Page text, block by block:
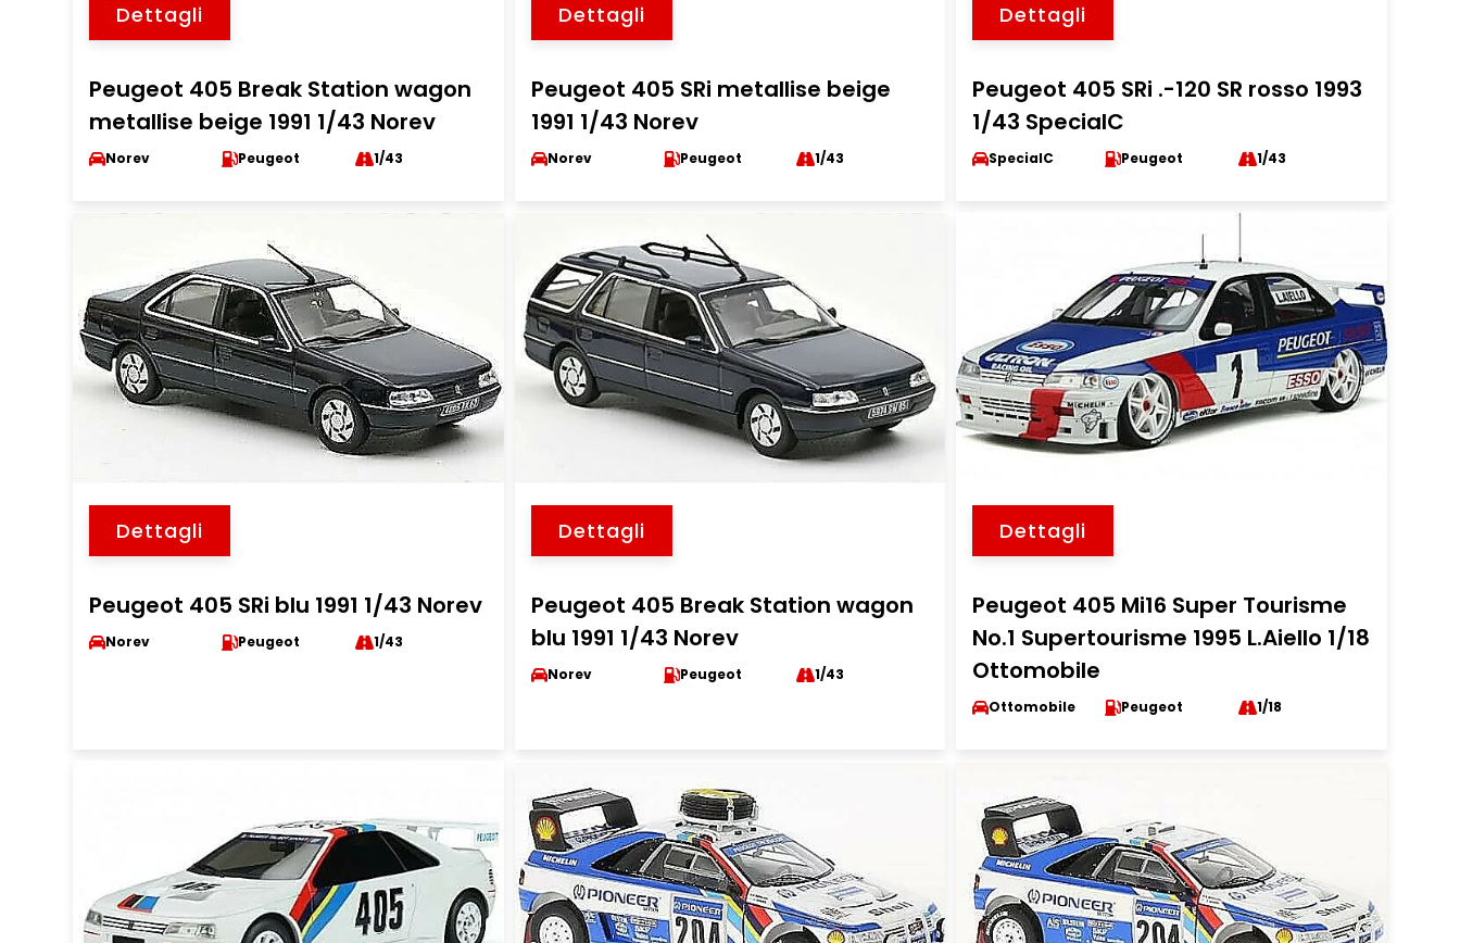
Dettagli
Peugeot 405 Break Station wagon
metallise beige 1991 1/43 Norev
Norev Peugeot 1/43
Dettagli
Peugeot 405 SRi metallise beige
1991 1/43 Norev
Norev Peugeot 1/43
Dettagli
Peugeot 405 SRi .-120 SR rosso 1993
1/43 SpecialC
SpecialC Peugeot 1/43
Dettagli
Peugeot 405 SRi blu 1991 1/43 Norev
Norev Peugeot 1/43
Dettagli
Peugeot 405 Break Station wagon
blu 1991 1/43 Norev
Norev Peugeot 1/43
Dettagli
Peugeot 405 Mi16 Super Tourisme
No.1 Supertourisme 1995 L.Aiello 1/18
Ottomobile
Ottomobile Peugeot 1/18